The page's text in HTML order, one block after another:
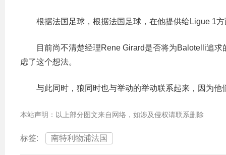
根据法国足球，根据法国足球，在他提供给Ligue 1
目前尚不清楚经理Rene Girard是否将为Balotelli追
虑了这个想法。
与此同时，狼同时也与举动的举动联系起来，因为
本站声明：以上部分图文来自网络，如涉及侵权请联系删除
标签: 南特利物浦法国